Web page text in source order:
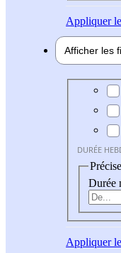
Appliquer
Afficher les
Durée
DURÉE
Durée
Appliquerle